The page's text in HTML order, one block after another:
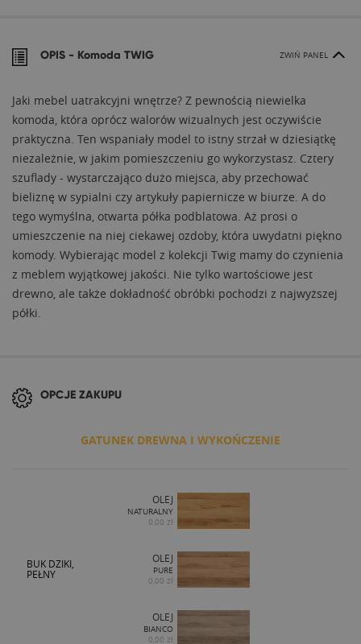
OPIS - Komoda TWIG ZWIŃ PANEL
Jaki mebel uatrakcyjni wnętrze? Z pewnością niewielka
komoda, która oprócz walorów wizualnych jest oczywiście
praktyczna. Ten wspaniały model to istny strzał w dziesiątkę
niezależnie, w jakim pomieszczeniu go wykorzystasz. Cztery
szuflady - wystarczająco dużo miejsca, aby przechować
bieliznę w sypialni czy artykuły papiernicze w biurze. A do
tego wymyślna, otwarta półka podblatowa. Aż prosi o
umieszczenie na niej ciekawej ozdoby, która uwydatni piękno
komody. Wybierając model z kolekcji Twig mamy do czynienia
z meblem wyjątkowej jakości. Nie tylko wartościowe jest
drewno, ale także dokładność obróbki pochodzi z najwyższej
półki.
OPCJE ZAKUPU
GATUNEK DREWNA I WYKOŃCZENIE
BUK DZIKI,
PEŁNY
OLEJ
NATURALNY
0,00 zł
OLEJ
PURE
0,00 zł
OLEJ
BIANCO
0,00 zł